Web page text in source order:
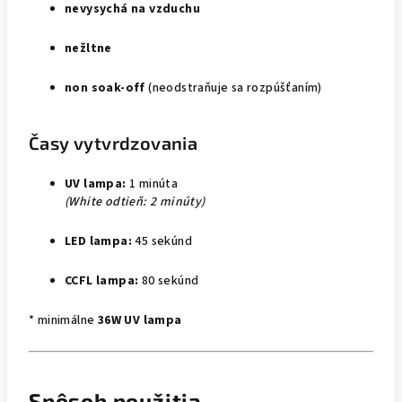
nevysychá na vzduchu
nežltne
non soak-off (neodstraňuje sa rozpúšťaním)
Časy vytvrdzovania
UV lampa: 1 minúta
(White odtieň: 2 minúty)
LED lampa: 45 sekúnd
CCFL lampa: 80 sekúnd
* minimálne 36W UV lampa